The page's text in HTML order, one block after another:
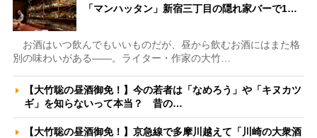
「マンハッタン」新宿三丁目の隠れ家バーで1…
お酒はいつ飲んでもいいものだが、昼から飲むお酒にはまた格
別の味わいがある――。ライター・作家の大竹…
【大竹聡の昼酒御免！】今の若者は「なめろう」や「キヌカツ
ギ」を知らないって本当？ 昔の…
【大竹聡の昼酒御免！】京急線で多摩川越えて「川崎の大衆酒